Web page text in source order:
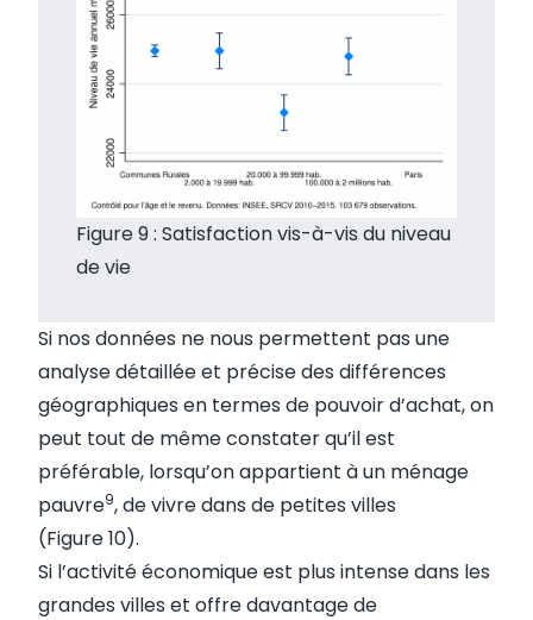
Figure 9 : Satisfaction vis-à-vis du niveau
de vie
Si nos données ne nous permettent pas une
analyse détaillée et précise des différences
géographiques en termes de pouvoir d’achat, on
peut tout de même constater qu’il est
préférable, lorsqu’on appartient à un ménage
pauvre9, de vivre dans de petites villes
(Figure 10).
Si l’activité économique est plus intense dans les
grandes villes et offre davantage de